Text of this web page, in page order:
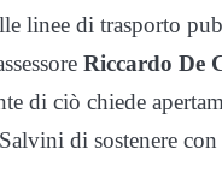
linee di trasporto
Riccardo De
di ciò chiede
di sostenere